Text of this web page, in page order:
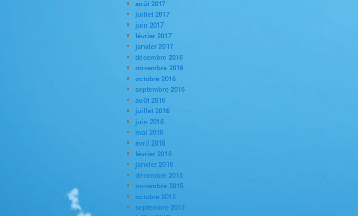
août 2017
juillet 2017
juin 2017
février 2017
janvier 2017
décembre 2016
novembre 2016
octobre 2016
septembre 2016
août 2016
juillet 2016
juin 2016
mai 2016
avril 2016
février 2016
janvier 2016
décembre 2015
novembre 2015
octobre 2015
septembre 2015